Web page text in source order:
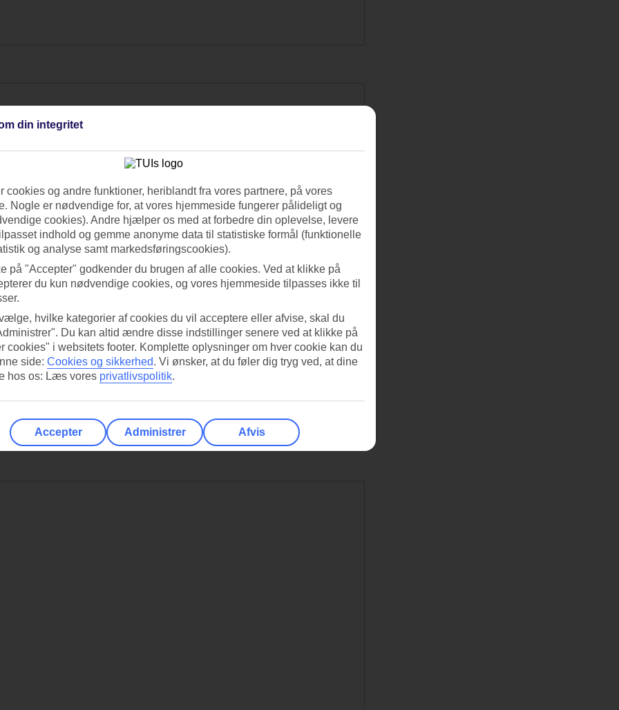
din integritet
cookies og andre funktioner, heriblandt fra vores partnere, på vores
Nogle er nødvendige for, at vores hjemmeside fungerer pålideligt og
cookies). Andre hjælper os med at forbedre din oplevelse, levere
indhold og gemme anonyme data til statistiske formål (funktionelle
og analyse samt markedsføringscookies).
på "Accepter" godkender du brugen af alle cookies. Ved at klikke på
du kun nødvendige cookies, og vores hjemmeside tilpasses ikke til
hvilke kategorier af cookies du vil acceptere eller afvise, skal du
Du kan altid ændre disse indstillinger senere ved at klikke på
cookies" i websitets footer. Komplette oplysninger om hver cookie kan du
side: Cookies og sikkerhed. Vi ønsker, at du føler dig tryg ved, at dine
hos os: Læs vores privatlivspolitik.
Accepter Administrer Afvis